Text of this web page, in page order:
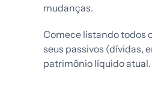
mudanças.
Comece listando todos
seus passivos (dívidas,
patrimônio líquido atual.